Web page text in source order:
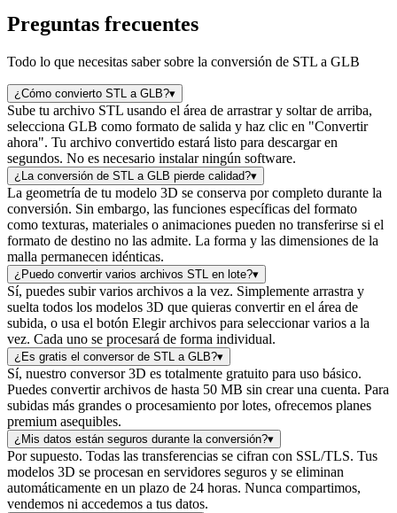
Preguntas frecuentes
Todo lo que necesitas saber sobre la conversión de STL a GLB
¿Cómo convierto STL a GLB?▾
Sube tu archivo STL usando el área de arrastrar y soltar de arriba,
selecciona GLB como formato de salida y haz clic en "Convertir
ahora". Tu archivo convertido estará listo para descargar en
segundos. No es necesario instalar ningún software.
¿La conversión de STL a GLB pierde calidad?▾
La geometría de tu modelo 3D se conserva por completo durante la
conversión. Sin embargo, las funciones específicas del formato
como texturas, materiales o animaciones pueden no transferirse si el
formato de destino no las admite. La forma y las dimensiones de la
malla permanecen idénticas.
¿Puedo convertir varios archivos STL en lote?▾
Sí, puedes subir varios archivos a la vez. Simplemente arrastra y
suelta todos los modelos 3D que quieras convertir en el área de
subida, o usa el botón Elegir archivos para seleccionar varios a la
vez. Cada uno se procesará de forma individual.
¿Es gratis el conversor de STL a GLB?▾
Sí, nuestro conversor 3D es totalmente gratuito para uso básico.
Puedes convertir archivos de hasta 50 MB sin crear una cuenta. Para
subidas más grandes o procesamiento por lotes, ofrecemos planes
premium asequibles.
¿Mis datos están seguros durante la conversión?▾
Por supuesto. Todas las transferencias se cifran con SSL/TLS. Tus
modelos 3D se procesan en servidores seguros y se eliminan
automáticamente en un plazo de 24 horas. Nunca compartimos,
vendemos ni accedemos a tus datos.